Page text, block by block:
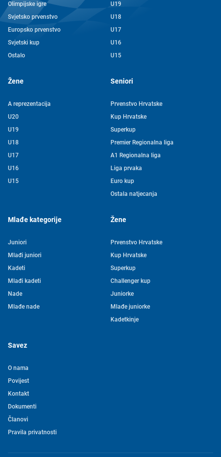
Olimpijske igre
Svjetsko prvenstvo
Europsko prvenstvo
Svjetski kup
Ostalo
U19
U18
U17
U16
U15
Žene
A reprezentacija
U20
U19
U18
U17
U16
U15
Seniori
Prvenstvo Hrvatske
Kup Hrvatske
Superkup
Premier Regionalna liga
A1 Regionalna liga
Liga prvaka
Euro kup
Ostala natjecanja
Mlađe kategorije
Juniori
Mlađi juniori
Kadeti
Mlađi kadeti
Nade
Mlađe nade
Žene
Prvenstvo Hrvatske
Kup Hrvatske
Superkup
Challenger kup
Juniorke
Mlađe juniorke
Kadetkinje
Savez
O nama
Povijest
Kontakt
Dokumenti
Članovi
Pravila privatnosti